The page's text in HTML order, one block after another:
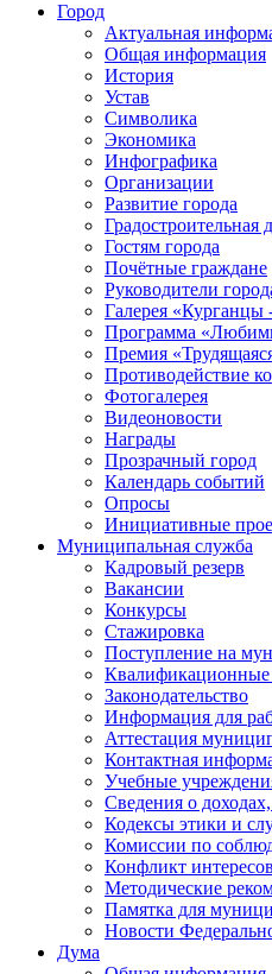
Город
Актуальная
Общая информация
История
Устав
Символика
Экономика
Инфографика
Организации
Развитие города
Градостроительная
Гостям города
Почётные граждане
Руководители
Галерея «Курганцы
Программа
Премия
Противодействие
Фотогалерея
Видеоновости
Награды
Прозрачный город
Календарь событий
Опросы
Инициативные
Муниципальная служба
Кадровый резерв
Вакансии
Конкурсы
Стажировка
Поступление на
Квалификационные
Законодательство
Информация для
Аттестация
Контактная
Учебные
Сведения о
Кодексы этики и
Комиссии по
Конфликт
Методические
Памятка для
Новости
Дума